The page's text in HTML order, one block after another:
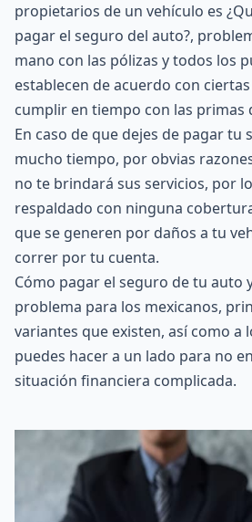
propietarios de un vehículo es
pagar el seguro del auto?,
mano con las pólizas y todos los
establecen de acuerdo con
cumplir en tiempo con las primas
En caso de que dejes de pagar
mucho tiempo, por obvias
no te brindará sus servicios, por
respaldado con ninguna
que se generen por daños a tu
correr por tu cuenta.
Cómo pagar el seguro de tu auto
problema para los mexicanos,
variantes que existen, así como a
puedes hacer a un lado para no
situación financiera complicada.